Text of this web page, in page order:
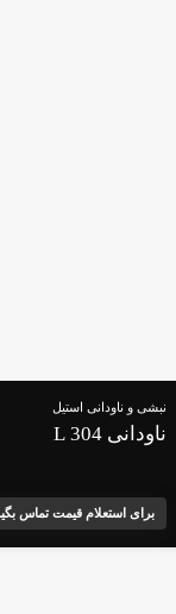
نبشی و ناودانی استیل
ناودانی 304 L
برای استعلام قیمت تماس